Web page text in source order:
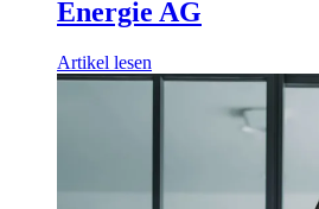
Energie AG
Artikel lesen